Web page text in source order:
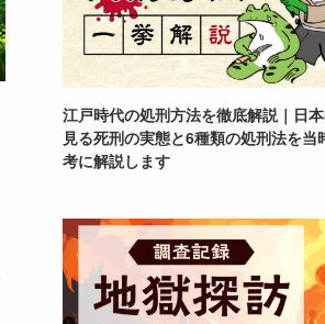
江戸時代の処刑方法を徹底解説｜日
見る死刑の実態と6種類の処刑法を当
考に解説します